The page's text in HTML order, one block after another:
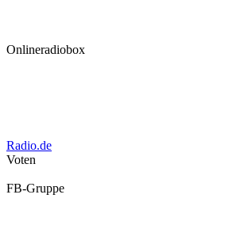
Onlineradiobox
Radio.de
Voten
FB-Gruppe